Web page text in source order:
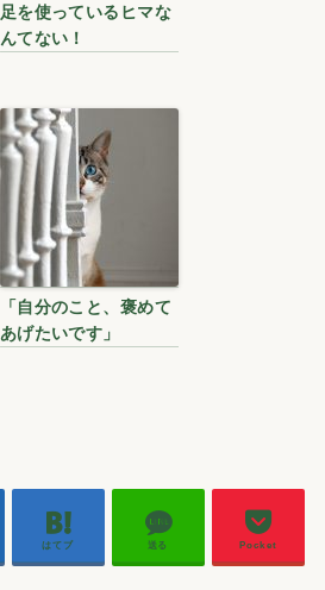
足を使っているヒマな
んてない！
「自分のこと、褒めて
あげたいです」
はてブ 送る Pocket